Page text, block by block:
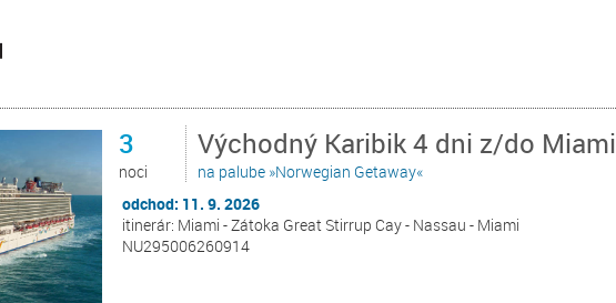
3
noci
Východný Karibik 4 dni z/do Miami
na palube »Norwegian Getaway«
odchod: 11. 9. 2026
itinerár: Miami - Zátoka Great Stirrup Cay - Nassau - Miami
NU295006260914